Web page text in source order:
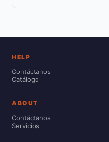
HELP
Contáctanos
Catálogo
ABOUT
Contáctanos
Servicios